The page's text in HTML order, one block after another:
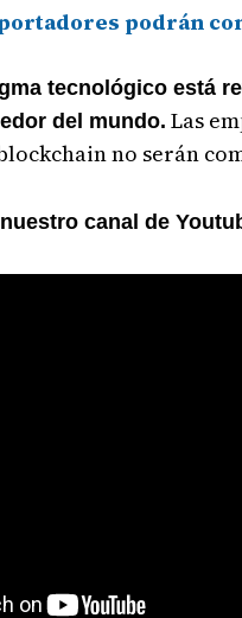
podrán
tecnológico está
del mundo. Las
no serán
canal de